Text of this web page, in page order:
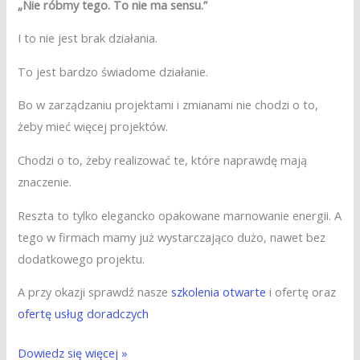
„Nie róbmy tego. To nie ma sensu.”
I to nie jest brak działania.
To jest bardzo świadome działanie.
Bo w zarządzaniu projektami i zmianami nie chodzi o to,
żeby mieć więcej projektów.
Chodzi o to, żeby realizować te, które naprawdę mają
znaczenie.
Reszta to tylko elegancko opakowane marnowanie energii. A
tego w firmach mamy już wystarczająco dużo, nawet bez
dodatkowego projektu.
A przy okazji sprawdź naszeszkolenia otwarte i ofertę oraz
ofertę usług doradczych
Dowiedz się więcej »